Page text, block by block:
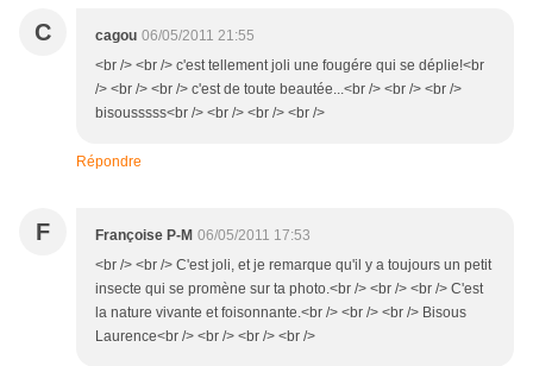
C cagou 06/05/2011 21:55
<br /> <br /> c'est tellement joli une fougére qui se déplie!<br
/> <br /> <br /> c'est de toute beautée...<br /> <br /> <br />
bisousssss<br /> <br /> <br /> <br />
Répondre
F Françoise P-M 06/05/2011 17:53
<br /> <br /> C'est joli, et je remarque qu'il y a toujours un petit
insecte qui se promène sur ta photo.<br /> <br /> <br /> C'est
la nature vivante et foisonnante.<br /> <br /> <br /> Bisous
Laurence<br /> <br /> <br /> <br />